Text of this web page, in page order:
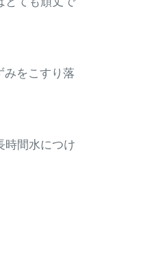
みをこすり落
時間水につけ